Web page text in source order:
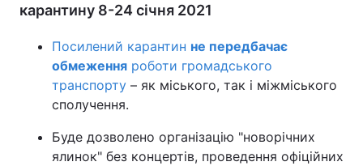
карантину 8-24 січня 2021
Посилений карантин не передбачає
обмеження роботи громадського
транспорту – як міського, так і міжміського
сполучення.
Буде дозволено організацію "новорічних
ялинок" без концертів, проведення офіційних